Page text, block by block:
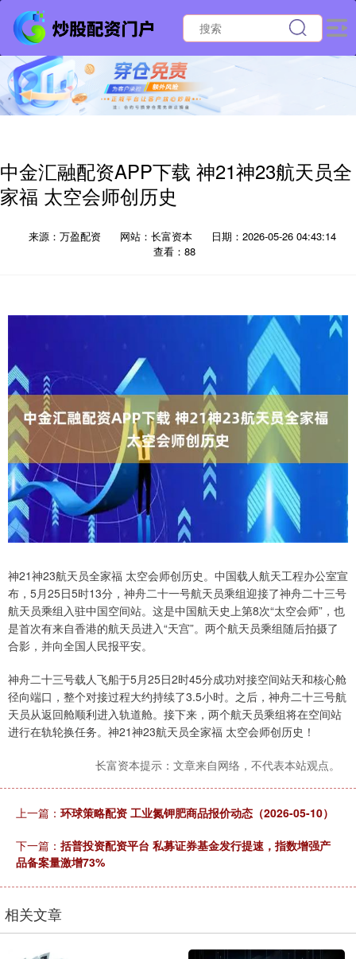
中金汇融配资APP下载 神21神23航天员全
家福 太空会师创历史
来源：万盈配资 网站：长富资本
日期：2026-05-26 04:43:14
查看：88
神21神23航天员全家福 太空会师创历史。中国载人航天工程办公室宣
布，5月25日5时13分，神舟二十一号航天员乘组迎接了神舟二十三号
航天员乘组入驻中国空间站。这是中国航天史上第8次“太空会师”，也
是首次有来自香港的航天员进入“天宫”。两个航天员乘组随后拍摄了
合影，并向全国人民报平安。
神舟二十三号载人飞船于5月25日2时45分成功对接空间站天和核心舱
径向端口，整个对接过程大约持续了3.5小时。之后，神舟二十三号航
天员从返回舱顺利进入轨道舱。接下来，两个航天员乘组将在空间站
进行在轨轮换任务。神21神23航天员全家福 太空会师创历史！
长富资本提示：文章来自网络，不代表本站观点。
上一篇： 环球策略配资 工业氮钾肥商品报价动态（2026-05-10）
下一篇： 括普投资配资平台 私募证券基金发行提速，指数增强产
品备案量激增73%
相关文章